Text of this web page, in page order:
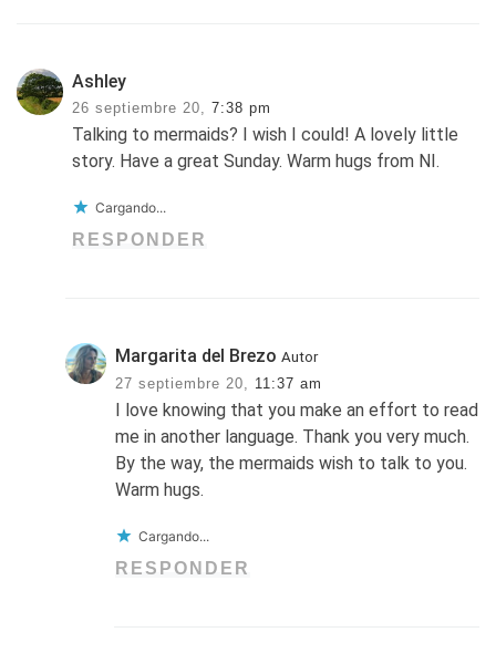
Ashley
26 septiembre 20, 7:38 pm
Talking to mermaids? I wish I could! A lovely little
story. Have a great Sunday. Warm hugs from NI.
Cargando...
RESPONDER
Margarita del Brezo Autor
27 septiembre 20,
11:37 am
I love knowing that you make an effort to read
me in another language. Thank you very much.
By the way, the mermaids wish to talk to you.
Warm hugs.
Cargando...
RESPONDER